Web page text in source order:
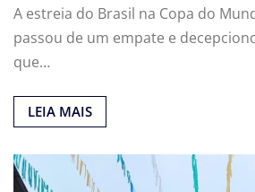
A estreia do Brasil na Copa do
passou de um empate e
que…
LEIA MAIS